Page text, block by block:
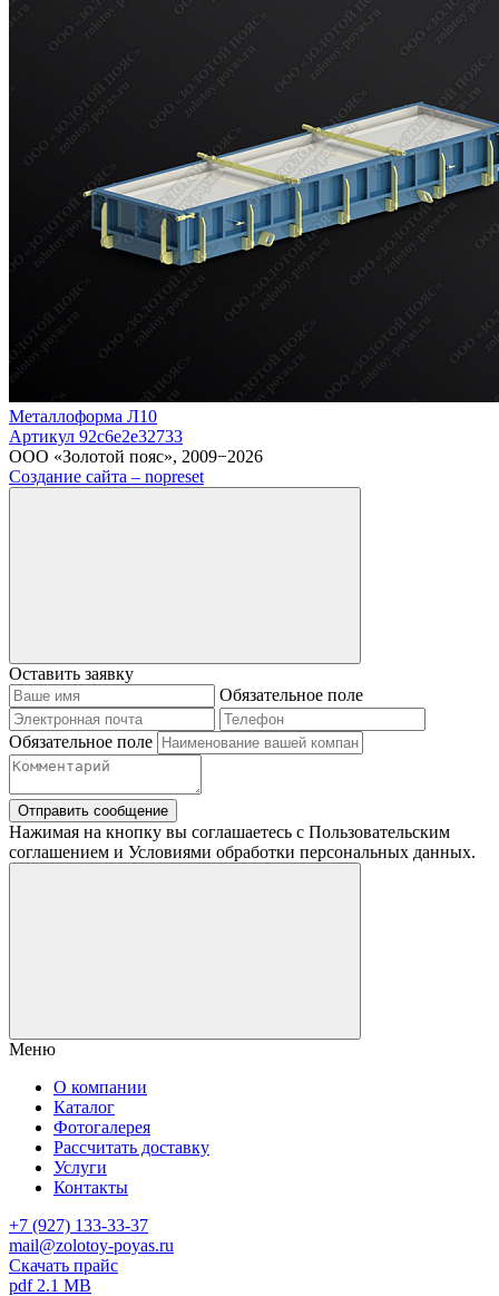
Металлоформа Л10
Артикул 92c6e2e32733
ООО «Золотой пояс», 2009−2026
Создание сайта – nopreset
Оставить заявку
Обязательное поле
Обязательное поле
Отправить сообщение
Нажимая на кнопку вы соглашаетесь с Пользовательским
соглашением и Условиями обработки персональных данных.
Меню
О компании
Каталог
Фотогалерея
Рассчитать доставку
Услуги
Контакты
+7 (927) 133-33-37
mail@zolotoy-poyas.ru
Скачать прайс
pdf 2.1 MB